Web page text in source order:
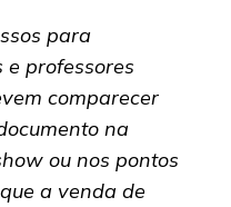
para
e professores
comparecer
na
ou nos pontos
a venda de